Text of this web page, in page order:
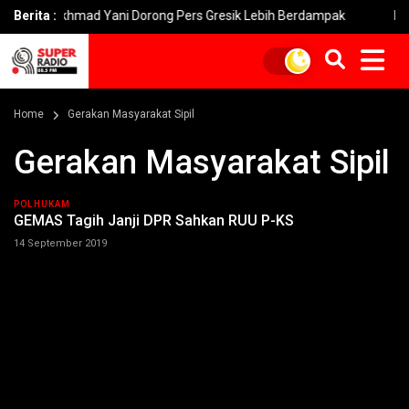
Berita :
Akhmad Yani Dorong Pers Gresik Lebih Berdampak
Home Gerakan Masyarakat Sipil
Gerakan Masyarakat Sipil
POLHUKAM
GEMAS Tagih Janji DPR Sahkan RUU P-KS
14 September 2019